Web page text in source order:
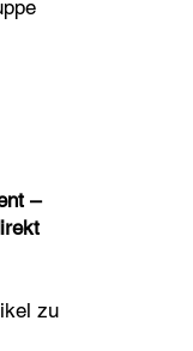
–
zu